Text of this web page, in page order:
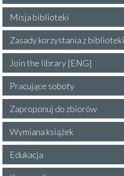
Misja biblioteki
Zasady korzystania z biblioteki
Join the library [ENG]
Pracujące soboty
Zaproponuj do zbiorów
Wymiana książek
Edukacja